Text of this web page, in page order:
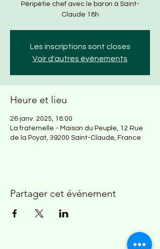
Péripétie chef avec le baron à Saint-
Claude 18h
Les inscriptions sont closes
Voir d'autres événements
Heure et lieu
26 janv. 2025, 18:00
La fraternelle - Maison du Peuple, 12 Rue
de la Poyat, 39200 Saint-Claude, France
Partager cet événement